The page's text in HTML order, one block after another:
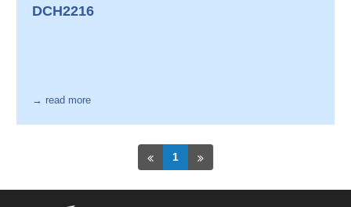
DCH2216
→ read more
1